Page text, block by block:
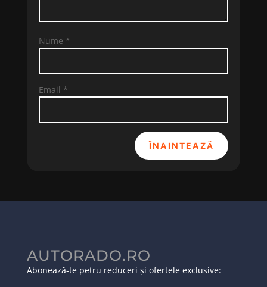
Nume *
Email *
ÎNAINTEAZĂ
AUTORADO.RO
Abonează-te petru reduceri și ofertele exclusive: